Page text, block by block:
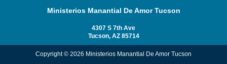
Ministerios Manantial De Amor Tucson
4307 S 7th Ave
Tucson, AZ 85714
Copyright © 2026 Ministerios Manantial De Amor Tucson